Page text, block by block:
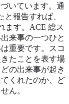
いています。通
報告すれば、
ます。ACE 総ス
来事の一つひと
重要です。スコ
たことを表す場
の出来事が起き
くれたのか、ど
ん。